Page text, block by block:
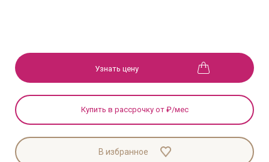
Узнать цену
Купить в рассрочку от ₽/мес
В избранное